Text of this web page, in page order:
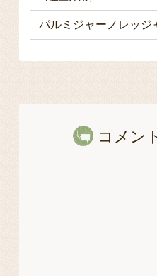
パルミジャーノレッジ
コメン